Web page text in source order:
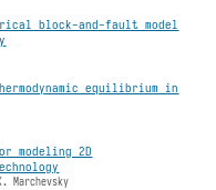
block-and-fault model
equilibrium in
modeling 2D
Marchevsky